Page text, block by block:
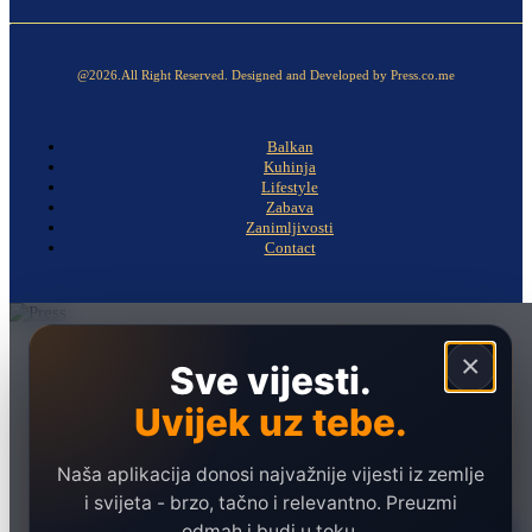
@2026.All Right Reserved. Designed and Developed by Press.co.me
Balkan
Kuhinja
Lifestyle
Zabava
Zanimljivosti
Contact
×
Sve vijesti.
Uvijek uz tebe.
Naša aplikacija donosi najvažnije vijesti iz zemlje
i svijeta - brzo, tačno i relevantno. Preuzmi
Ekonomija